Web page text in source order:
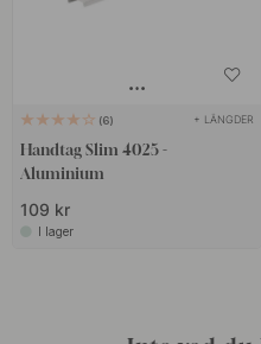
6 + LÄNGDER
Handtag Slim 4025 -
Aluminium
109 kr
I lager